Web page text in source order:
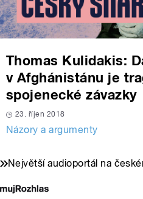
Thomas Kulidakis:
v Afghánistánu je
spojenecké závazky
23. říjen 2018
Názory a argumenty
Největší audioportál na